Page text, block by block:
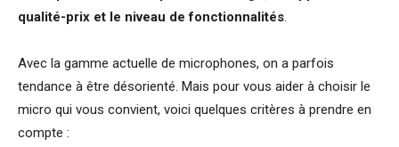
qualité-prix et le niveau de fonctionnalités.
Avec la gamme actuelle de microphones, on a parfois
tendance à être désorienté. Mais pour vous aider à choisir le
micro qui vous convient, voici quelques critères à prendre en
compte :